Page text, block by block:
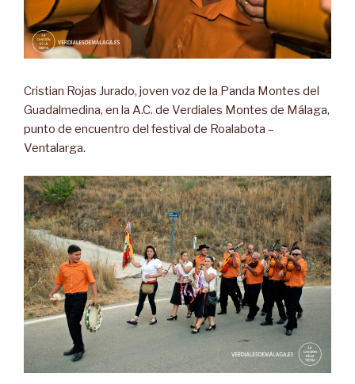
Cristian Rojas Jurado, joven voz de la Panda Montes del
Guadalmedina, en la A.C. de Verdiales Montes de Málaga,
punto de encuentro del festival de Roalabota –
Ventalarga.